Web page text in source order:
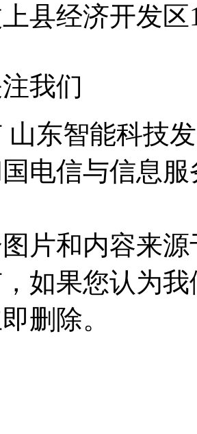
县经济开发
我们
山东智能科技
电信与信息
片和内容来
如果您认为
删除。